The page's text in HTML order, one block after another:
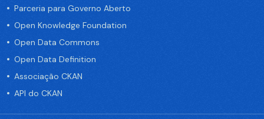
Parceria para Governo Aberto
Open Knowledge Foundation
Open Data Commons
Open Data Definition
Associação CKAN
API do CKAN